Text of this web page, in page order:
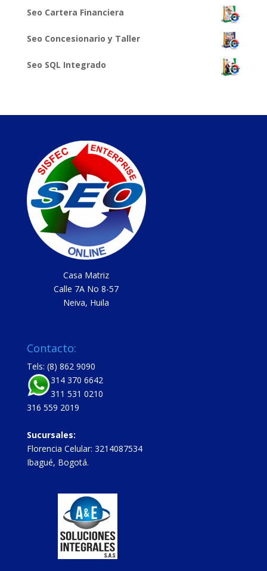
Seo Cartera Financiera
Seo Concesionario y Taller
Seo SQL Integrado
Casa Matriz
Calle 7A No 8-57
Neiva, Huila
Contacto:
Tels: (8) 862 9090
314 370 6642
311 531 0210
316 559 2019
Sucursales:
Florencia Celular: 3214087534
Ibagué, Bogotá.